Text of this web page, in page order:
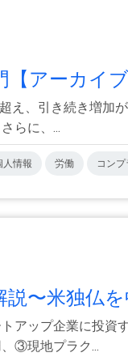
アーカイ
え、引き続き増加
らに、...
人情報 労働 コン
〜米独仏
アップ企業に投
③現地プラク...